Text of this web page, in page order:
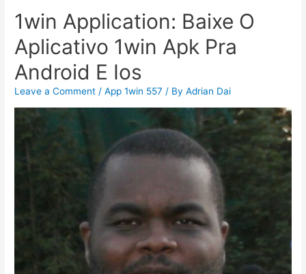
1win Application: Baixe O
Aplicativo 1win Apk Pra
Android E Ios
Leave a Comment /App 1win 557 / ByAdrian Dai